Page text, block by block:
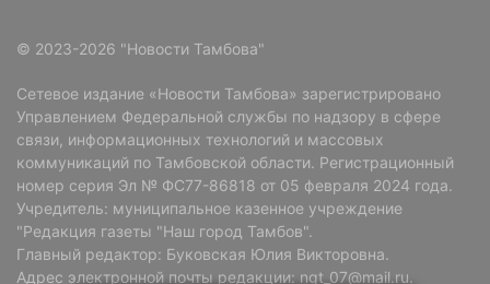
© 2023-2026 "Новости Тамбова"
Сетевое издание «Новости Тамбова» зарегистрировано
Управлением Федеральной службы по надзору в сфере
связи, информационных технологий и массовых
коммуникаций по Тамбовской области. Регистрационный
номер серия Эл № ФС77-86818 от 05 февраля 2024 года.
Учредитель: муниципальное казенное учреждение
"Редакция газеты "Наш город Тамбов".
Главный редактор: Буковская Юлия Викторовна.
Адрес электронной почты редакции: ngt_07@mail.ru.